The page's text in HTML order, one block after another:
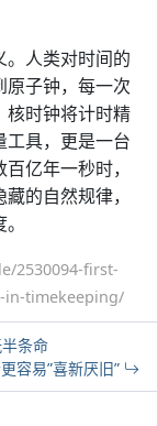
。人类对时间的
原子钟，每一次
核时钟将计时精
工具，更是一台
亿年一秒时，
的自然规律，
2530094-first-
in-timekeeping/
条命
容易”喜新厌旧”